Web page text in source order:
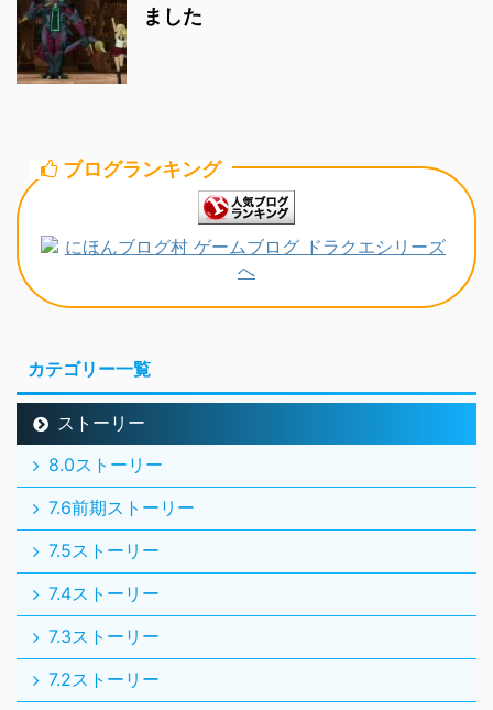
ました
ブログランキング
カテゴリー一覧
ストーリー
8.0ストーリー
7.6前期ストーリー
7.5ストーリー
7.4ストーリー
7.3ストーリー
7.2ストーリー